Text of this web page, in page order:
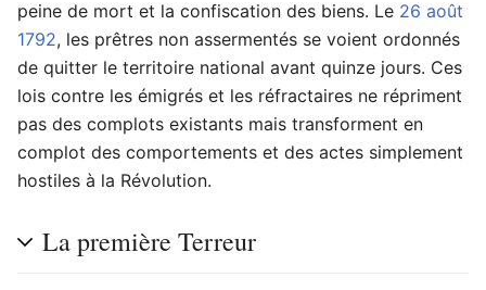
peine de mort et la confiscation des biens. Le 26 août
1792, les prêtres non assermentés se voient ordonnés
de quitter le territoire national avant quinze jours. Ces
lois contre les émigrés et les réfractaires ne répriment
pas des complots existants mais transforment en
complot des comportements et des actes simplement
hostiles à la Révolution.
La première Terreur